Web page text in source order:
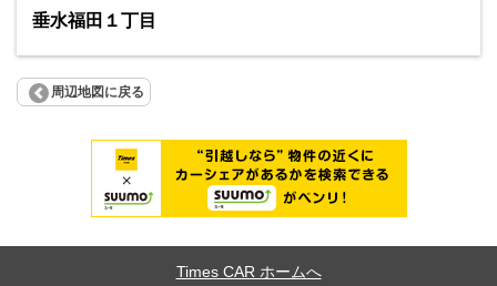
垂水福田１丁目
周辺地図に戻る
Times CAR ホームへ